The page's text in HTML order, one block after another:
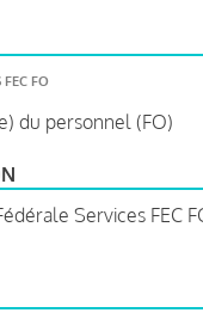
FEC FO
du personnel (FO)
Services FEC